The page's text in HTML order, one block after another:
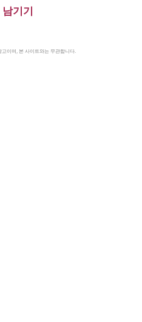
남기기
이며, 본 사이트와는 무관합니다.